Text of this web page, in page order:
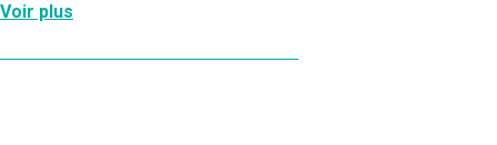
Voir plus